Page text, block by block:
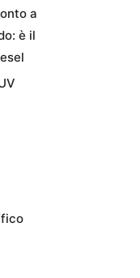
a
è il